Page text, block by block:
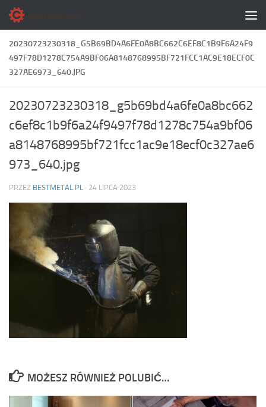
Skip to content
20230723230318_G5B69BD4A6FE0A8BC662C6EF8C1B9F6A24F9
497F78D1278C754A9BF06A8148768995BF721FCC1AC9E18ECF0C
327AE6973_640.JPG
20230723230318_g5b69bd4a6fe0a8bc662
c6ef8c1b9f6a24f9497f78d1278c754a9bf06
a8148768995bf721fcc1ac9e18ecf0c327ae6
973_640.jpg
PRZEZ BESTMETAL.PL · 24 LIPCA 2023
MOŻESZ RÓWNIEŻ POLUBIĆ…